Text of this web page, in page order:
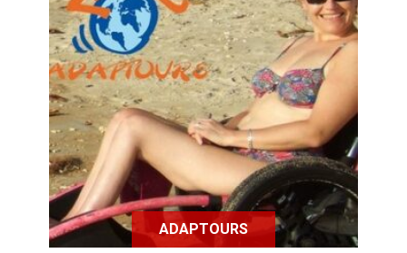
ADAPTOURS
Adaptours est une agence
spécialisée dans la réservation de
vacances pour les personnes à
mobilité réduite.